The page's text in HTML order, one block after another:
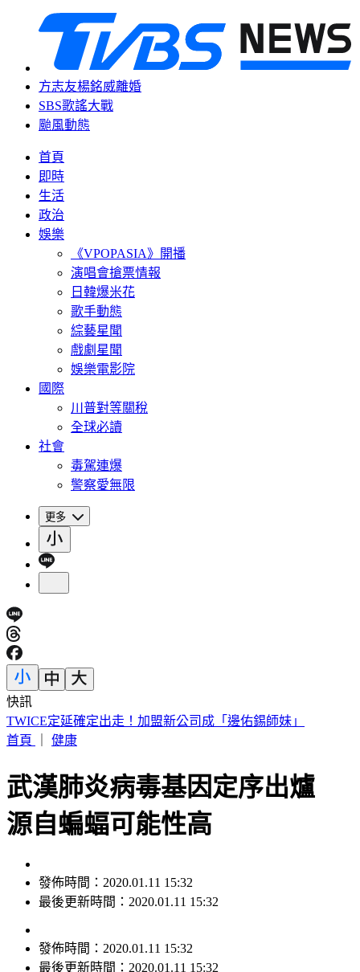
方志友楊銘威離婚
SBS歌謠大戰
颱風動態
首頁
即時
生活
政治
娛樂
《VPOPASIA》開播
演唱會搶票情報
日韓爆米花
歌手動態
綜藝星聞
戲劇星聞
娛樂電影院
國際
川普對等關稅
全球必讀
社會
毒駕連爆
警察愛無限
更多
快訊
快訊／蔣市府人事異動！發言人李政軒請辭
首頁
健康
武漢肺炎病毒基因定序出爐
源自蝙蝠可能性高
發佈時間：2020.01.11 15:32
最後更新時間：2020.01.11 15:32
發佈時間： 2020.01.11 15:32
最後更新時間： 2020.01.11 15:32